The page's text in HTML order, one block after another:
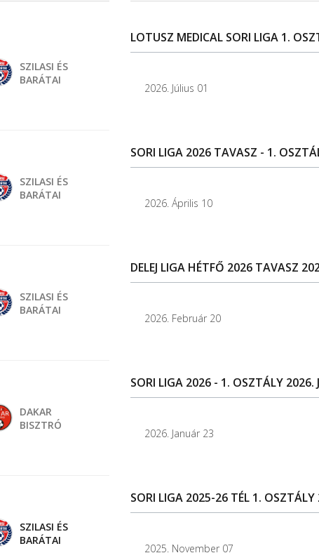
SZILASI ÉS
BARÁTAI
SZILASI ÉS
BARÁTAI
SZILASI ÉS
BARÁTAI
DAKAR
BISZTRÓ
SZILASI ÉS
BARÁTAI
LOTUSZ MEDICAL SORI LIGA 1.
2026. Július 01
SORI LIGA 2026 TAVASZ - 1.
2026. Április 10
DELEJ LIGA HÉTFŐ 2026 TAVASZ
2026. Február 20
SORI LIGA 2026 - 1. OSZTÁLY 2026.
2026. Január 23
SORI LIGA 2025-26 TÉL 1.
2025. November 07